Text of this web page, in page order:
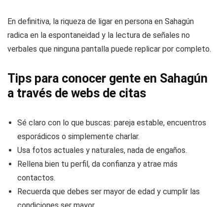
comparten intereses específicos, aunque carecen de la
inmediatez sensorial del cara a cara.
radica en la espontaneidad y la lectura de señales no
verbales que ninguna pantalla puede replicar por completo.
Tips para conocer gente en Sahagún
a través de webs de citas
Sé claro con lo que buscas: pareja estable, encuentros
esporádicos o simplemente charlar.
Usa fotos actuales y naturales, nada de engaños.